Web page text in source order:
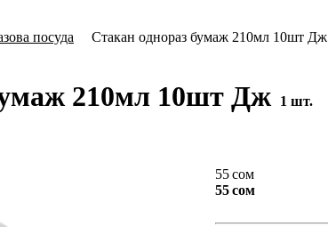
посуда Стакан однораз бумаж 210мл 10шт Дж
210мл 10шт Дж 1 шт.
55 сом
55 сом